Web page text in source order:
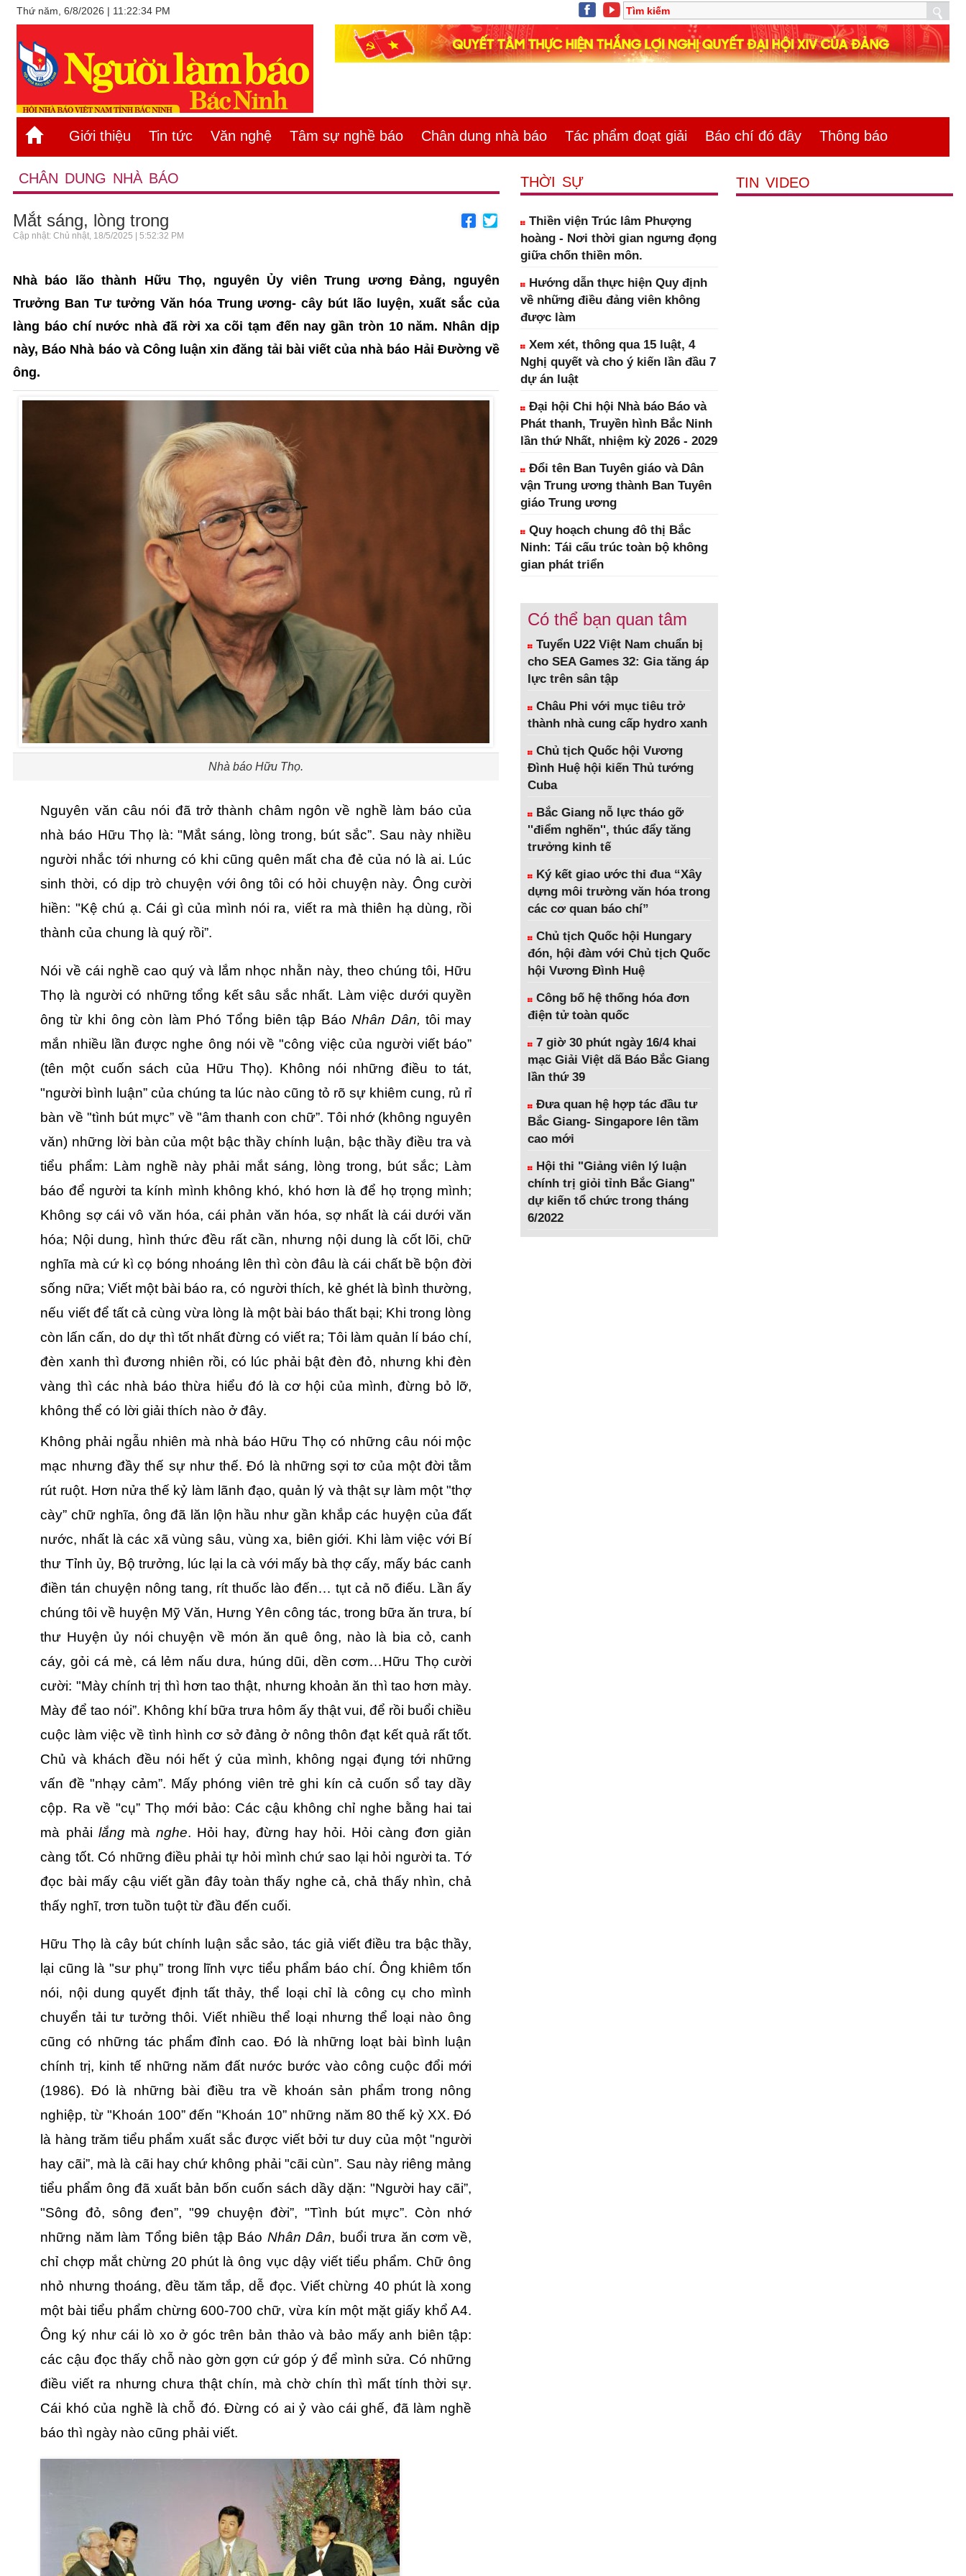
Thứ năm, 6/8/2026 | 11:22:34 PM
Giới thiệu Tin tức Văn nghệ Tâm sự nghề báo Chân dung nhà báo Tác phẩm đoạt giải Báo chí đó đây Thông báo
CHÂN DUNG NHÀ BÁO
Mắt sáng, lòng trong
Cập nhật: Chủ nhật, 18/5/2025 | 5:52:32 PM
Nhà báo lão thành Hữu Thọ, nguyên Ủy viên Trung ương Đảng, nguyên
Trưởng Ban Tư tưởng Văn hóa Trung ương- cây bút lão luyện, xuất sắc của
làng báo chí nước nhà đã rời xa cõi tạm đến nay gần tròn 10 năm. Nhân dịp
này, Báo Nhà báo và Công luận xin đăng tải bài viết của nhà báo Hải Đường về
ông.
Nhà báo Hữu Thọ.
Nguyên văn câu nói đã trở thành châm ngôn về nghề làm báo của
nhà báo Hữu Thọ là: "Mắt sáng, lòng trong, bút sắc”. Sau này nhiều
người nhắc tới nhưng có khi cũng quên mất cha đẻ của nó là ai. Lúc
sinh thời, có dịp trò chuyện với ông tôi có hỏi chuyện này. Ông cười
hiền: "Kệ chú ạ. Cái gì của mình nói ra, viết ra mà thiên hạ dùng, rồi
thành của chung là quý rồi”.
Nói về cái nghề cao quý và lắm nhọc nhằn này, theo chúng tôi, Hữu
Thọ là người có những tổng kết sâu sắc nhất. Làm việc dưới quyền
ông từ khi ông còn làm Phó Tổng biên tập BáoNhân Dân, tôi may
mắn nhiều lần được nghe ông nói về "công việc của người viết báo”
(tên một cuốn sách của Hữu Thọ). Không nói những điều to tát,
"người bình luận” của chúng ta lúc nào cũng tỏ rõ sự khiêm cung, rủ rỉ
bàn về "tình bút mực” về "âm thanh con chữ”. Tôi nhớ (không nguyên
văn) những lời bàn của một bậc thầy chính luận, bậc thầy điều tra và
tiểu phẩm: Làm nghề này phải mắt sáng, lòng trong, bút sắc; Làm
báo để người ta kính mình không khó, khó hơn là để họ trọng mình;
Không sợ cái vô văn hóa, cái phản văn hóa, sợ nhất là cái dưới văn
hóa; Nội dung, hình thức đều rất cần, nhưng nội dung là cốt lõi, chữ
nghĩa mà cứ kì cọ bóng nhoáng lên thì còn đâu là cái chất bề bộn đời
sống nữa; Viết một bài báo ra, có người thích, kẻ ghét là bình thường,
nếu viết để tất cả cùng vừa lòng là một bài báo thất bại; Khi trong lòng
còn lấn cấn, do dự thì tốt nhất đừng có viết ra; Tôi làm quản lí báo chí,
đèn xanh thì đương nhiên rồi, có lúc phải bật đèn đỏ, nhưng khi đèn
vàng thì các nhà báo thừa hiểu đó là cơ hội của mình, đừng bỏ lỡ,
không thể có lời giải thích nào ở đây.
Không phải ngẫu nhiên mà nhà báo Hữu Thọ có những câu nói mộc
mạc nhưng đầy thế sự như thế. Đó là những sợi tơ của một đời tằm
rút ruột. Hơn nửa thế kỷ làm lãnh đạo, quản lý và thật sự làm một "thợ
cày” chữ nghĩa, ông đã lăn lộn hầu như gần khắp các huyện của đất
nước, nhất là các xã vùng sâu, vùng xa, biên giới. Khi làm việc với Bí
thư Tỉnh ủy, Bộ trưởng, lúc lại la cà với mấy bà thợ cấy, mấy bác canh
điền tán chuyện nông tang, rít thuốc lào đến… tụt cả nõ điếu. Lần ấy
chúng tôi về huyện Mỹ Văn, Hưng Yên công tác, trong bữa ăn trưa, bí
thư Huyện ủy nói chuyện về món ăn quê ông, nào là bia cỏ, canh
cáy, gỏi cá mè, cá lẻm nấu dưa, húng dũi, dền cơm…Hữu Thọ cười
cười: "Mày chính trị thì hơn tao thật, nhưng khoản ăn thì tao hơn mày.
Mày để tao nói”. Không khí bữa trưa hôm ấy thật vui, để rồi buổi chiều
cuộc làm việc về tình hình cơ sở đảng ở nông thôn đạt kết quả rất tốt.
Chủ và khách đều nói hết ý của mình, không ngại đụng tới những
vấn đề "nhạy cảm”. Mấy phóng viên trẻ ghi kín cả cuốn sổ tay dầy
cộp. Ra về "cụ” Thọ mới bảo: Các cậu không chỉ nghe bằng hai tai
mà phải lắngmànghe. Hỏi hay, đừng hay hỏi. Hỏi càng đơn giản
càng tốt. Có những điều phải tự hỏi mình chứ sao lại hỏi người ta. Tớ
đọc bài mấy cậu viết gần đây toàn thấy nghe cả, chả thấy nhìn, chả
thấy nghĩ, trơn tuồn tuột từ đầu đến cuối.
Hữu Thọ là cây bút chính luận sắc sảo, tác giả viết điều tra bậc thầy,
lại cũng là "sư phụ” trong lĩnh vực tiểu phẩm báo chí. Ông khiêm tốn
nói, nội dung quyết định tất thảy, thể loại chỉ là công cụ cho mình
chuyển tải tư tưởng thôi. Viết nhiều thể loại nhưng thể loại nào ông
cũng có những tác phẩm đỉnh cao. Đó là những loạt bài bình luận
chính trị, kinh tế những năm đất nước bước vào công cuộc đổi mới
(1986). Đó là những bài điều tra về khoán sản phẩm trong nông
nghiệp, từ "Khoán 100” đến "Khoán 10” những năm 80 thế kỷ XX. Đó
là hàng trăm tiểu phẩm xuất sắc được viết bởi tư duy của một "người
hay cãi”, mà là cãi hay chứ không phải "cãi cùn”. Sau này riêng mảng
tiểu phẩm ông đã xuất bản bốn cuốn sách dầy dặn: "Người hay cãi”,
"Sông đỏ, sông đen”, "99 chuyện đời”, "Tình bút mực”. Còn nhớ
những năm làm Tổng biên tập Báo Nhân Dân, buổi trưa ăn cơm về,
chỉ chợp mắt chừng 20 phút là ông vục dậy viết tiểu phẩm. Chữ ông
nhỏ nhưng thoáng, đều tăm tắp, dễ đọc. Viết chừng 40 phút là xong
một bài tiểu phẩm chừng 600-700 chữ, vừa kín một mặt giấy khổ A4.
Ông ký như cái lò xo ở góc trên bản thảo và bảo mấy anh biên tập:
các cậu đọc thấy chỗ nào gờn gợn cứ góp ý để mình sửa. Có những
điều viết ra nhưng chưa thật chín, mà chờ chín thì mất tính thời sự.
Cái khó của nghề là chỗ đó. Đừng có ai ỷ vào cái ghế, đã làm nghề
báo thì ngày nào cũng phải viết.
THỜI SỰ
Thiền viện Trúc lâm Phượng
hoàng - Nơi thời gian ngưng đọng
giữa chốn thiền môn.
Hướng dẫn thực hiện Quy định
về những điều đảng viên không
được làm
Xem xét, thông qua 15 luật, 4
Nghị quyết và cho ý kiến lần đầu 7
dự án luật
Đại hội Chi hội Nhà báo Báo và
Phát thanh, Truyền hình Bắc Ninh
lần thứ Nhất, nhiệm kỳ 2026 - 2029
Đổi tên Ban Tuyên giáo và Dân
vận Trung ương thành Ban Tuyên
giáo Trung ương
Quy hoạch chung đô thị Bắc
Ninh: Tái cấu trúc toàn bộ không
gian phát triển
Có thể bạn quan tâm
Tuyển U22 Việt Nam chuẩn bị
cho SEA Games 32: Gia tăng áp
lực trên sân tập
Châu Phi với mục tiêu trở
thành nhà cung cấp hydro xanh
Chủ tịch Quốc hội Vương
Đình Huệ hội kiến Thủ tướng
Cuba
Bắc Giang nỗ lực tháo gỡ
''điểm nghẽn'', thúc đẩy tăng
trưởng kinh tế
Ký kết giao ước thi đua “Xây
dựng môi trường văn hóa trong
các cơ quan báo chí”
Chủ tịch Quốc hội Hungary
đón, hội đàm với Chủ tịch Quốc
hội Vương Đình Huệ
Công bố hệ thống hóa đơn
điện tử toàn quốc
7 giờ 30 phút ngày 16/4 khai
mạc Giải Việt dã Báo Bắc Giang
lần thứ 39
Đưa quan hệ hợp tác đầu tư
Bắc Giang- Singapore lên tầm
cao mới
Hội thi "Giảng viên lý luận
chính trị giỏi tỉnh Bắc Giang"
dự kiến tổ chức trong tháng
6/2022
TIN VIDEO